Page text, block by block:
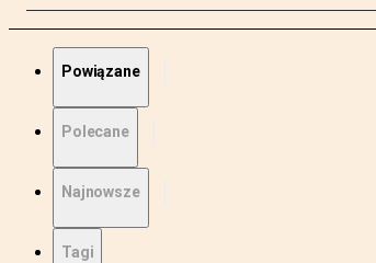
Powiązane
Polecane
Najnowsze
Tagi